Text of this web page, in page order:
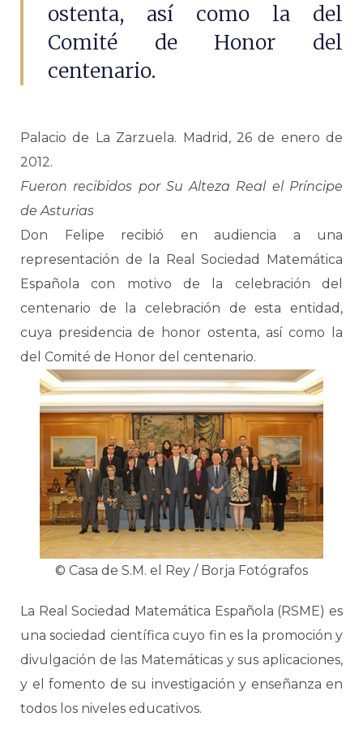
ostenta, así como la del
Comité de Honor del
centenario.
Palacio de La Zarzuela. Madrid, 26 de enero de
2012.
Fueron recibidos por Su Alteza Real el Príncipe
de Asturias
Don Felipe recibió en audiencia a una
representación de la Real Sociedad Matemática
Española con motivo de la celebración del
centenario de la celebración de esta entidad,
cuya presidencia de honor ostenta, así como la
del Comité de Honor del centenario.
© Casa de S.M. el Rey / Borja Fotógrafos
La Real Sociedad Matemática Española (RSME) es
una sociedad científica cuyo fin es la promoción y
divulgación de las Matemáticas y sus aplicaciones,
y el fomento de su investigación y enseñanza en
todos los niveles educativos.